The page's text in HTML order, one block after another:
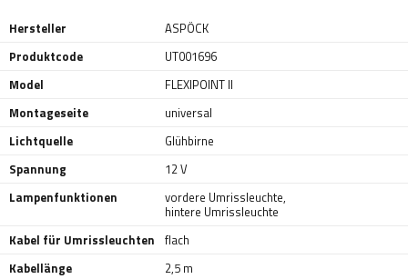
Hersteller
ASPÖCK
Produktcode
UT001696
Model
FLEXIPOINT II
Montageseite
universal
Lichtquelle
Glühbirne
Spannung
12 V
Lampenfunktionen
vordere Umrissleuchte,
hintere Umrissleuchte
Kabel für Umrissleuchten
flach
Kabellänge
2,5 m